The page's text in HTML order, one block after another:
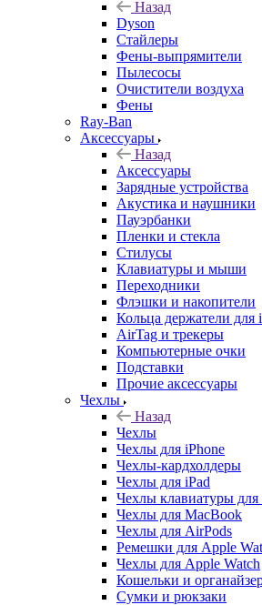
Назад
Dyson
Стайлеры
Фены-выпрямители
Пылесосы
Очистители воздуха
Фены
Ray-Ban
Аксессуары
Назад
Аксессуары
Зарядные устройства
Акустика и наушники
Пауэрбанки
Пленки и стекла
Стилусы
Клавиатуры и мыши
Переходники
Флэшки и накопители
Кольца держатели для
AirTag и трекеры
Компьютерные очки
Подставки
Прочие аксессуары
Чехлы
Назад
Чехлы
Чехлы для iPhone
Чехлы-кардхолдеры
Чехлы для iPad
Чехлы клавиатуры для
Чехлы для MacBook
Чехлы для AirPods
Ремешки для Apple
Чехлы для Apple Watch
Кошельки и
Сумки и рюкзаки